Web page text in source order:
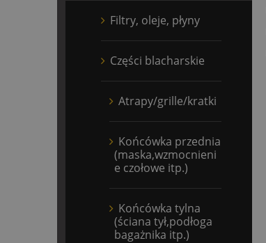
Filtry, oleje, płyny
Części blacharskie
Atrapy/grille/kratki
Końcówka przednia
(maska,wzmocnieni
e czołowe itp.)
Końcówka tylna
(ściana tył,podłoga
bagażnika itp.)